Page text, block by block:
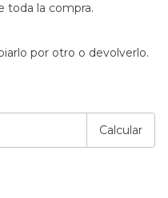
toda la compra.
por otro o devolverlo.
Calcular